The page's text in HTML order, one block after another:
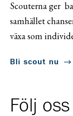
Scouterna ger
samhället
växa som
Bli scout nu
Följ oss